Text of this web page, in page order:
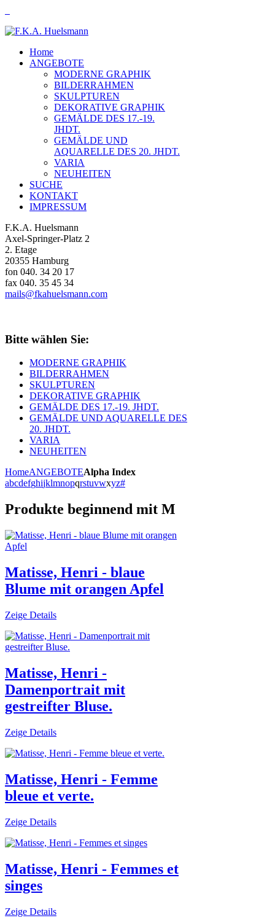
Home
ANGEBOTE
MODERNE GRAPHIK
BILDERRAHMEN
SKULPTUREN
DEKORATIVE GRAPHIK
GEMÄLDE DES 17.-19.
JHDT.
GEMÄLDE UND
AQUARELLE DES 20. JHDT.
VARIA
NEUHEITEN
SUCHE
KONTAKT
IMPRESSUM
F.K.A. Huelsmann
Axel-Springer-Platz 2
2. Etage
20355 Hamburg
fon 040. 34 20 17
fax 040. 35 45 34
mails@fkahuelsmann.com
Bitte wählen Sie:
MODERNE GRAPHIK
BILDERRAHMEN
SKULPTUREN
DEKORATIVE GRAPHIK
GEMÄLDE DES 17.-19. JHDT.
GEMÄLDE UND AQUARELLE DES
20. JHDT.
VARIA
NEUHEITEN
HomeANGEBOTEAlpha Index
abcdefghijklmnopqrstuvwxyz#
Produkte beginnend mit M
Matisse, Henri - blaue
Blume mit orangen Apfel
Zeige Details
Matisse, Henri -
Damenportrait mit
gestreifter Bluse.
Zeige Details
Matisse, Henri - Femme
bleue et verte.
Zeige Details
Matisse, Henri - Femmes et
singes
Zeige Details